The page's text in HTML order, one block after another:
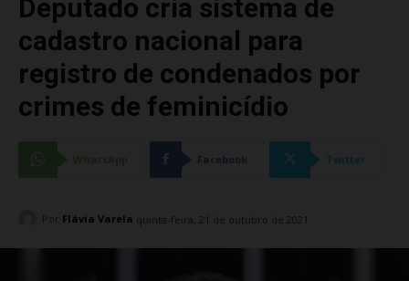
Deputado cria sistema de
cadastro nacional para
registro de condenados por
crimes de feminicídio
Facebook Twitter
Por Flávia Varela quinta-feira, 21 de outubro de 2021